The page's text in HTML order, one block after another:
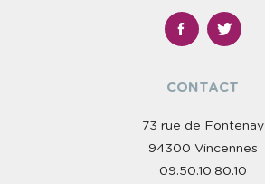
CONTACT
73 rue de Fontenay
94300 Vincennes
09.50.10.80.10